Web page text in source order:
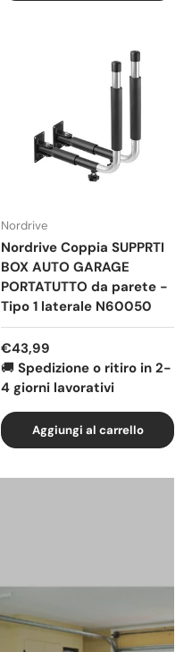
Nordrive
Nordrive Coppia SUPPRTI
BOX AUTO GARAGE
PORTATUTTO da parete -
Tipo 1 laterale N60050
Prezzo normale
€43,99
🚚 Spedizione o ritiro in 2-
4 giorni lavorativi
Aggiungi al carrello